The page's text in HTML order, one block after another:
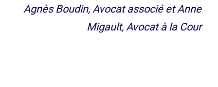
Agnès Boudin, Avocat associé et Anne
Migault, Avocat à la Cour